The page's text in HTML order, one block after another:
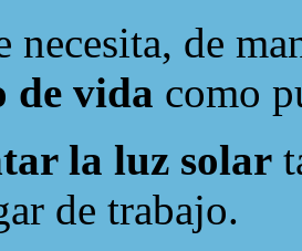
necesita, de
de vida como
la luz solar
de trabajo.